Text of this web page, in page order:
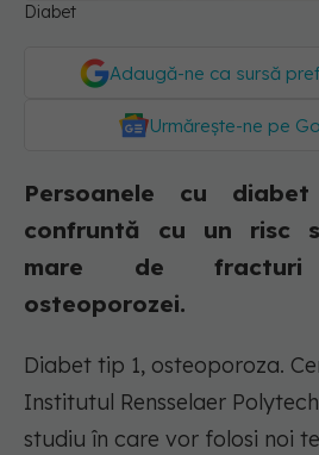
Diabet
Adaugă-ne ca sursă
Urmărește-ne pe
Persoanele cu
confruntă cu un risc
mare de
osteoporozei.
Diabet tip 1, osteoporoza.
Institutul Rensselaer
studiu în care vor folosi noi